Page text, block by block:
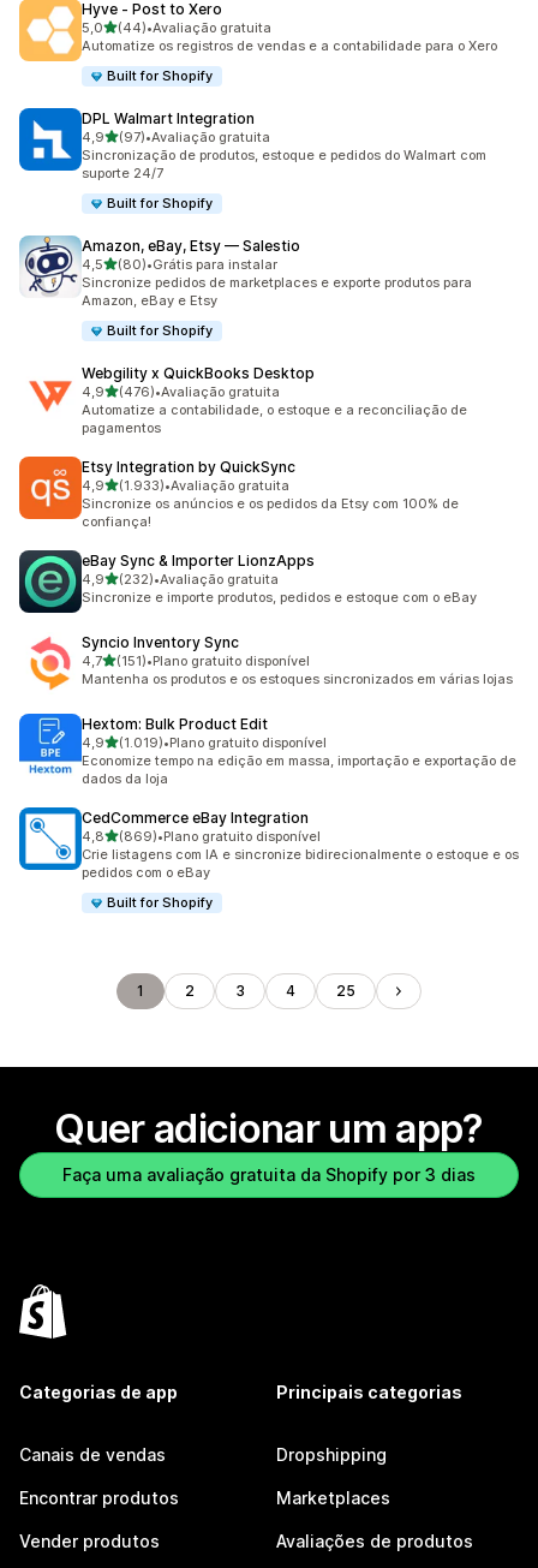
Hyve ‑ Post to Xero
5,0de 5 estrelas
(44)
44 avaliações ao todo
•Avaliação gratuita
Automatize os registros de vendas e a contabilidade para o Xero
Built for Shopify
DPL Walmart Integration
4,9de 5 estrelas
(97)
97 avaliações ao todo
•Avaliação gratuita
Sincronização de produtos, estoque e pedidos do Walmart com
suporte 24/7
Built for Shopify
Amazon, eBay, Etsy — Salestio
4,5de 5 estrelas
(80)
80 avaliações ao todo
•Grátis para instalar
Sincronize pedidos de marketplaces e exporte produtos para
Amazon, eBay e Etsy
Built for Shopify
Webgility x QuickBooks Desktop
4,9de 5 estrelas
(476)
476 avaliações ao todo
•Avaliação gratuita
Automatize a contabilidade, o estoque e a reconciliação de
pagamentos
Etsy Integration by QuickSync
4,9de 5 estrelas
(1.933)
1933 avaliações ao todo
•Avaliação gratuita
Sincronize os anúncios e os pedidos da Etsy com 100% de
confiança!
eBay Sync & Importer LionzApps
4,9de 5 estrelas
(232)
232 avaliações ao todo
•Avaliação gratuita
Sincronize e importe produtos, pedidos e estoque com o eBay
Syncio Inventory Sync
4,7de 5 estrelas
(151)
151 avaliações ao todo
•Plano gratuito disponível
Mantenha os produtos e os estoques sincronizados em várias lojas
Hextom: Bulk Product Edit
4,9de 5 estrelas
(1.019)
1019 avaliações ao todo
•Plano gratuito disponível
Economize tempo na edição em massa, importação e exportação de
dados da loja
CedCommerce eBay Integration
4,8de 5 estrelas
(869)
869 avaliações ao todo
•Plano gratuito disponível
Crie listagens com IA e sincronize bidirecionalmente o estoque e os
pedidos com o eBay
Built for Shopify
1 2 3 4 25
Quer adicionar um app?
Faça uma avaliação gratuita da Shopify por 3 dias
Categorias de app
Canais de vendas
Encontrar produtos
Vender produtos
Principais categorias
Dropshipping
Marketplaces
Avaliações de produtos